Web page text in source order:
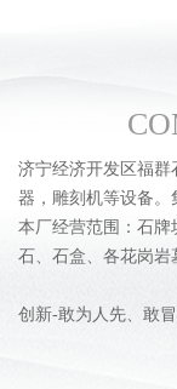
济宁经济开发区福
器，雕刻机等设备。
本厂经营范围：石
石、石盒、各花岗岩
创新-敢为人先、敢